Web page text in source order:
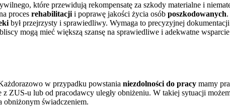
które przewidują rekompensatę za szkody materialne i
proces rehabilitacji i poprawę jakości życia osób poszkodowanych
był przejrzysty i sprawiedliwy. Wymaga to precyzyjnej
mogą mieć większą szansę na sprawiedliwe i adekwatne
w przypadku powstania niezdolności do pracy mamy
ZUS-u lub od pracodawcy uległy obniżeniu. W takiej sytuacji
obniżonym świadczeniem.